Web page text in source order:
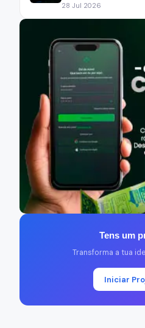
28 Jul 2026
Tens um
Transforma a tua
Iniciar